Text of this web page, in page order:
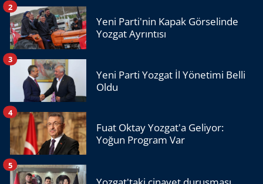
Yeni Parti'nin Kapak Görselinde
Yozgat Ayrıntısı
2
Yeni Parti Yozgat İl Yönetimi Belli
Oldu
3
Fuat Oktay Yozgat'a Geliyor:
Yoğun Program Var
4
5